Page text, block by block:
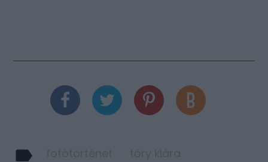
fotótörténet tőry klára